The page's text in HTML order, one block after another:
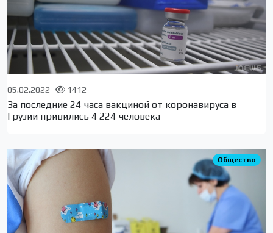
05.02.2022 1412
За последние 24 часа вакциной от коронавируса в
Грузии привились 4 224 человека
Общество